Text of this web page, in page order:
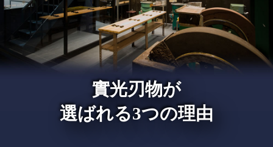
實光刃物が
選ばれる3つの理由